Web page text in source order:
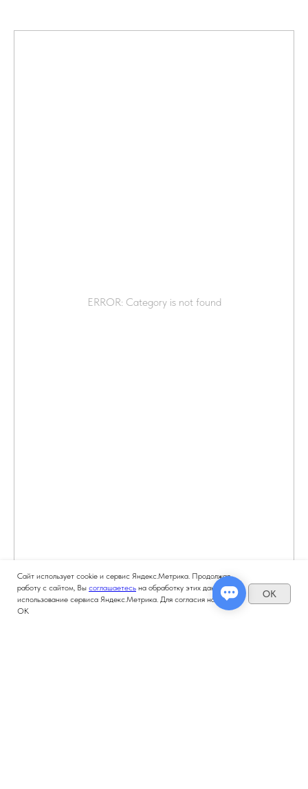
ERROR: Category is not found
Сайт использует cookie и сервис Яндекс.Метрика. Продолжая
работу с сайтом, Вы соглашаетесь на обработку этих данных и
использование сервиса Яндекс.Метрика. Для согласия нажмите
ОК
OK